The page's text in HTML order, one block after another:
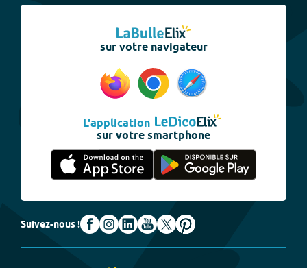
sur votre navigateur
L'application
sur votre smartphone
Suivez-nous !